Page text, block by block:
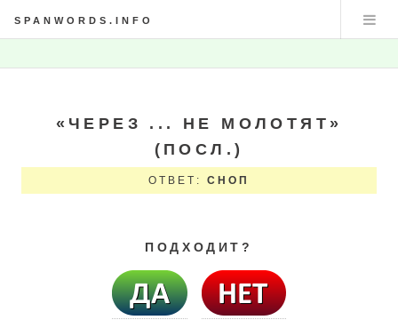
SPANWORDS.INFO
«ЧЕРЕЗ ... НЕ МОЛОТЯТ»
(ПОСЛ.)
ОТВЕТ:СНОП
ПОДХОДИТ?